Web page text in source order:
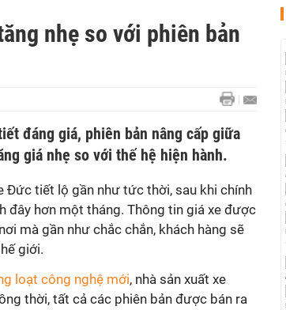
nhẹ so với phiên bản
đáng giá, phiên bản nâng cấp giữa
giá nhẹ so với thế hệ hiện hành.
Đức tiết lộ gần như tức thời, sau khi chính
đây hơn một tháng. Thông tin giá xe được
mà gần như chắc chắn, khách hàng sẽ
giới.
loạt công nghệ mới, nhà sản xuất xe
thời, tất cả các phiên bản được bán ra